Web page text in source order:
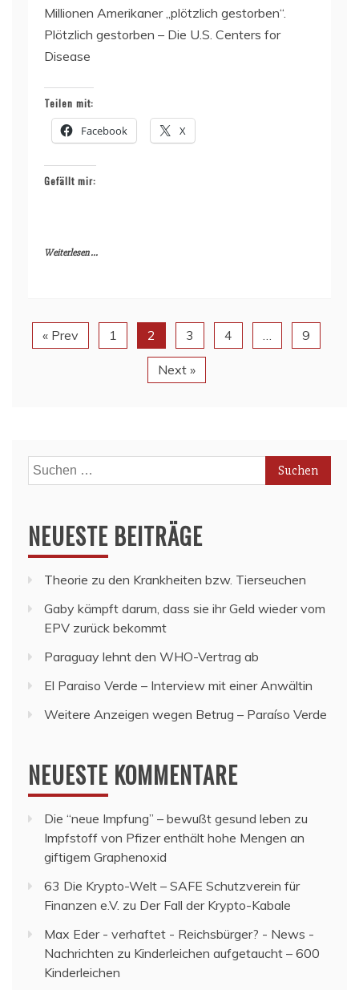
Millionen Amerikaner „plötzlich gestorben“.
Plötzlich gestorben – Die U.S. Centers for
Disease
Teilen mit:
Facebook X
Gefällt mir:
Weiterlesen ...
« Prev 1 2 3 4 9
Next »
Suchen
nach:
NEUESTE BEITRÄGE
Theorie zu den Krankheiten bzw. Tierseuchen
Gaby kämpft darum, dass sie ihr Geld wieder vom
EPV zurück bekommt
Paraguay lehnt den WHO-Vertrag ab
El Paraiso Verde – Interview mit einer Anwältin
Weitere Anzeigen wegen Betrug – Paraíso Verde
NEUESTE KOMMENTARE
Die “neue Impfung” – bewußt gesund leben zu
Impfstoff von Pfizer enthält hohe Mengen an
giftigem Graphenoxid
63 Die Krypto-Welt – SAFE Schutzverein für
Finanzen e.V. zu Der Fall der Krypto-Kabale
Max Eder - verhaftet - Reichsbürger? - News -
Nachrichten zu Kinderleichen aufgetaucht – 600
Kinderleichen